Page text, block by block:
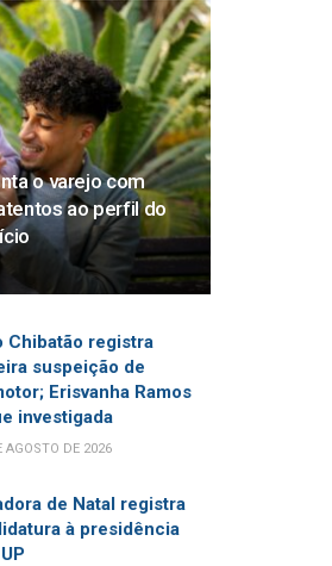
o varejo com
ao perfil do
Chibatão registra
suspeição de
Erisvanha Ramos
investigada
AGOSTO DE 2026
de Natal registra
à presidência